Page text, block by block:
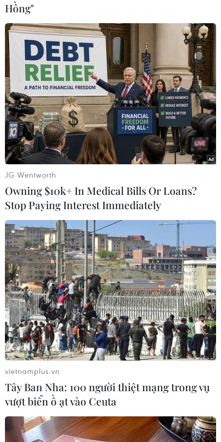
#Mỹ áp thuế #thuế đối ứng #nhôm và thép Mỹ
Theo dõi VietnamPlus
MỸ ÁP THUẾ ĐỐI ỨNG
Mỹ hoàn trả khoảng 100 tỷ USD thuế quan sau
phán quyết của Tòa án Tối cao
Hoa Kỳ áp thuế bổ sung: Thị trường chứng
khoán đã phản ánh phần lớn thông tin
Hoa Kỳ áp thuế bổ sung: Doanh nghiệp dệt
may bị tác động như thế nào?
Làn sóng thuế quan mới tác động thế nào đến
nền kinh tế Mỹ?
Hồng"
JG Wentworth
Owning $10k+ In Medical Bills Or Loans?
Stop Paying Interest Immediately
vietnamplus.vn
Tây Ban Nha: 100 người thiệt mạng trong vụ
vượt biển ồ ạt vào Ceuta